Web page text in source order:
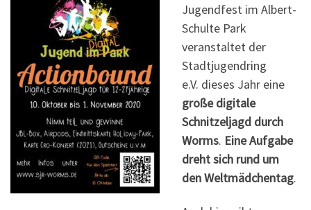
Jugendfest im Albert-
Schulte Park
veranstaltet der
Stadtjugendring
e.V. dieses Jahr eine
große digitale
Schnitzeljagd durch
Worms. Eine Aufgabe
dreht sich rund um
den Weltmädchentag.